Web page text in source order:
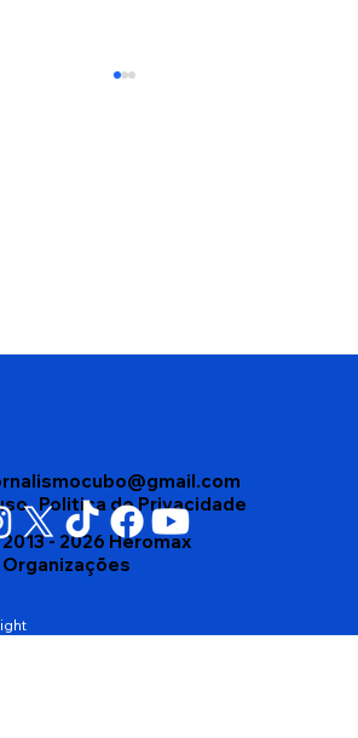
candidatura de Jerônimo
Politica de Privacidade
2013 - 2026 Heromax
Organizações